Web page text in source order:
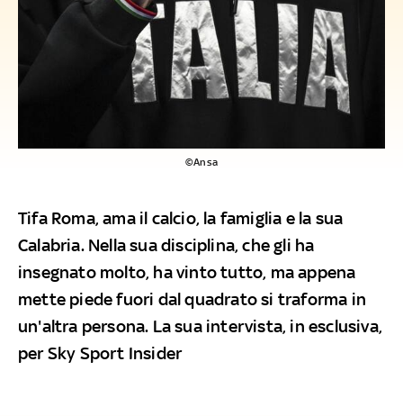
©Ansa
Tifa Roma, ama il calcio, la famiglia e la sua
Calabria. Nella sua disciplina, che gli ha
insegnato molto, ha vinto tutto, ma appena
mette piede fuori dal quadrato si traforma in
un'altra persona. La sua intervista, in esclusiva,
per Sky Sport Insider